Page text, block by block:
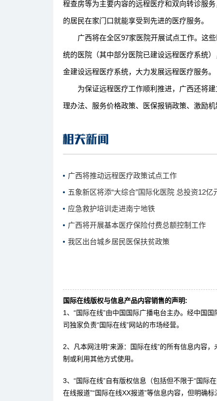
程查房等为主要内容的远程医疗和双向转诊服
的居民在家门口就能享受到先进的医疗服务。
广西将在全区97家医院开展试点工作。这些
统的医院（其中部分医院已建设远程医疗系统
金建设远程医疗系统，大力发展远程医疗服务。
为保证远程医疗工作顺利推进，广西还将建
理办法、服务价格政策、医保报销政策、激励
广西将推动远程医疗政策试点工作
五象新区将添“大综合”国际化医院 总投资12亿
应急救护培训走进南宁地铁
广西将开展基本医疗保险付费总额控制工作
我区出台城乡居民医保扶贫政策
国际在线版权与信息产品内容销售的声明:
1、“国际在线”由中国国际广播电台主办。经中国
司独家负责“国际在线”网站的市场经营。
2、凡本网注明“来源：国际在线”的所有信息内容
制或利用其他方式使用。
3、“国际在线”自有版权信息（包括但不限于“国际
在线报道”“国际在线XX报道”等信息内容，但明确